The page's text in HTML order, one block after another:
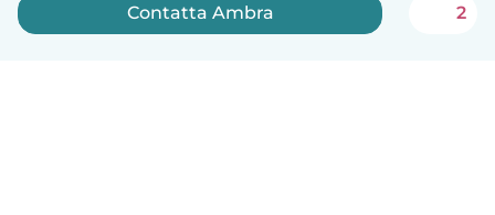
Contatta Ambra 2